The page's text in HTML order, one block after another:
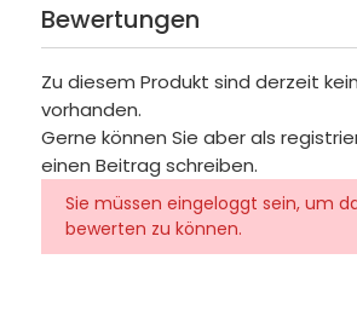
Bewertungen
Zu diesem Produkt sind derzeit
vorhanden.
Gerne können Sie aber als
einen Beitrag schreiben.
Sie müssen eingeloggt sein, um
bewerten zu können.